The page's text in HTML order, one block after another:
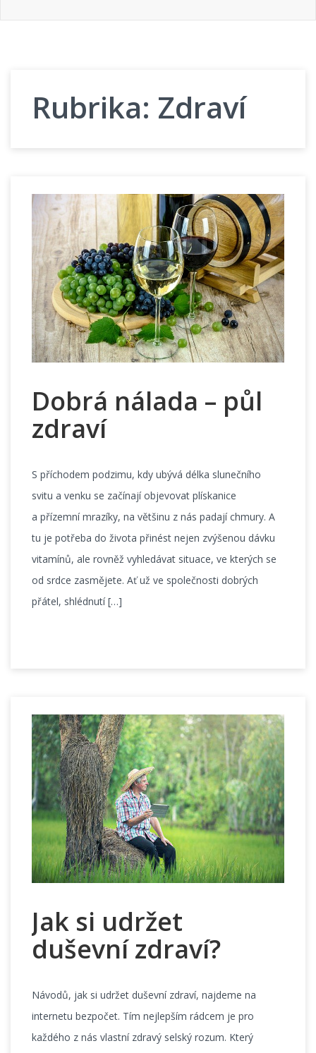
Rubrika: Zdraví
Dobrá nálada – půl
zdraví
S příchodem podzimu, kdy ubývá délka slunečního
svitu a venku se začínají objevovat plískanice
a přízemní mrazíky, na většinu z nás padají chmury. A
tu je potřeba do života přinést nejen zvýšenou dávku
vitamínů, ale rovněž vyhledávat situace, ve kterých se
od srdce zasmějete. Ať už ve společnosti dobrých
přátel, shlédnutí […]
Jak si udržet
duševní zdraví?
Návodů, jak si udržet duševní zdraví, najdeme na
internetu bezpočet. Tím nejlepším rádcem je pro
každého z nás vlastní zdravý selský rozum. Který